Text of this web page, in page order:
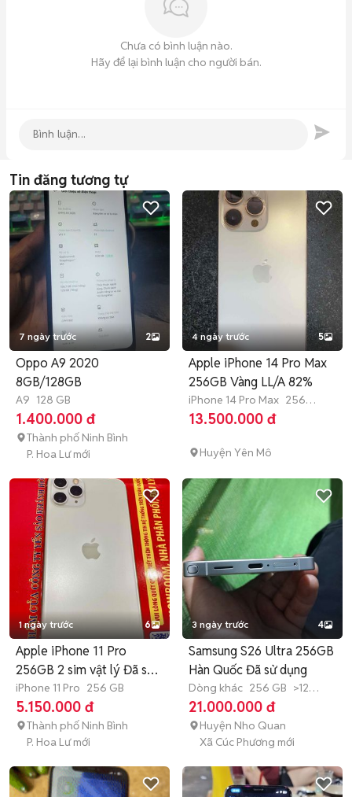
Chưa có bình luận nào.
Hãy để lại bình luận cho người bán.
Tin đăng tương tự
7 ngày trước 2
Oppo A9 2020
8GB/128GB
A9 128 GB
1.400.000 đ
Thành phố Ninh Bình
P. Hoa Lư mới
4 ngày trước 5
Apple iPhone 14 Pro Max
256GB Vàng LL/A 82%
iPhone 14 Pro Max 256
GB Hết bảo hành
13.500.000 đ
Huyện Yên Mô
1 ngày trước 6
Apple iPhone 11 Pro
256GB 2 sim vật lý Đã sử
dụng
iPhone 11 Pro 256 GB
5.150.000 đ
Thành phố Ninh Bình
P. Hoa Lư mới
3 ngày trước 4
Samsung S26 Ultra 256GB
Hàn Quốc Đã sử dụng
Dòng khác 256 GB >12
tháng
21.000.000 đ
Huyện Nho Quan
Xã Cúc Phương mới